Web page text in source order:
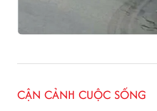
CẬN CẢNH CUỘC SỐNG